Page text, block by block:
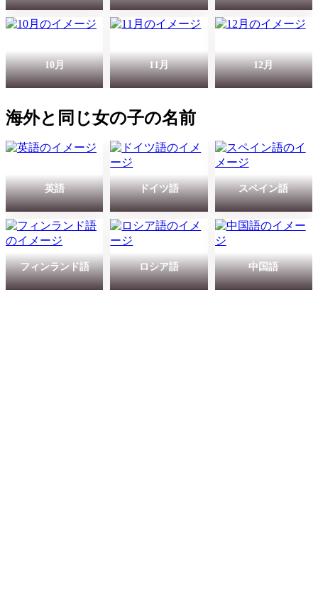
10月 11月 12月
海外と同じ女の子の名前
英語 ドイツ語 スペイン語
フィンランド語 ロシア語 中国語